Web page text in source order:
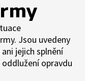
Jsou uvedeny
jejich splnění
opravdu